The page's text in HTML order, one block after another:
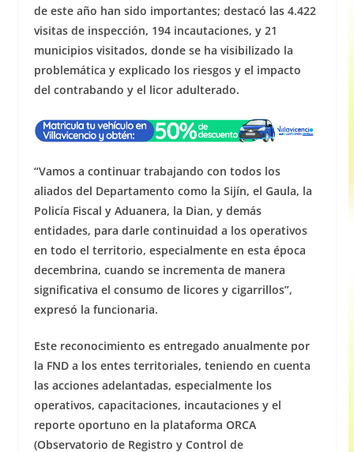
de este año han sido importantes; destacó las 4.422
visitas de inspección, 194 incautaciones, y 21
municipios visitados, donde se ha visibilizado la
problemática y explicado los riesgos y el impacto
del contrabando y el licor adulterado.
“Vamos a continuar trabajando con todos los
aliados del Departamento como la Sijín, el Gaula, la
Policía Fiscal y Aduanera, la Dian, y demás
entidades, para darle continuidad a los operativos
en todo el territorio, especialmente en esta época
decembrina, cuando se incrementa de manera
significativa el consumo de licores y cigarrillos”,
expresó la funcionaria.
Este reconocimiento es entregado anualmente por
la FND a los entes territoriales, teniendo en cuenta
las acciones adelantadas, especialmente los
operativos, capacitaciones, incautaciones y el
reporte oportuno en la plataforma ORCA
(Observatorio de Registro y Control de